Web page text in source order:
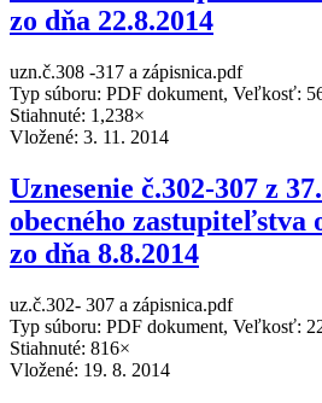
zo dňa 22.8.2014
uzn.č.308 -317 a zápisnica.pdf
Typ súboru: PDF dokument, Veľkosť:
Stiahnuté: 1,238×
Vložené: 3. 11. 2014
Uznesenie č.302-307 z
obecného zastupiteľstva
zo dňa 8.8.2014
uz.č.302- 307 a zápisnica.pdf
Typ súboru: PDF dokument, Veľkosť:
Stiahnuté: 816×
Vložené: 19. 8. 2014